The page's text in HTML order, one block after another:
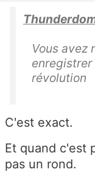
Vous avez
enregistrer
révolution
C'est exact.
Et quand c'est
pas un rond.